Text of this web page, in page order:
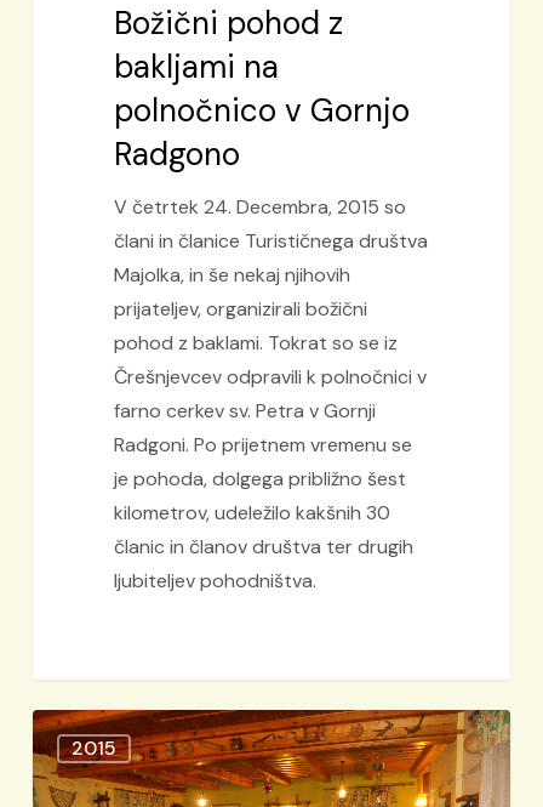
Božični pohod z
bakljami na
polnočnico v Gornjo
Radgono
V četrtek 24. Decembra, 2015 so
člani in članice Turističnega društva
Majolka, in še nekaj njihovih
prijateljev, organizirali božični
pohod z baklami. Tokrat so se iz
Črešnjevcev odpravili k polnočnici v
farno cerkev sv. Petra v Gornji
Radgoni. Po prijetnem vremenu se
je pohoda, dolgega približno šest
kilometrov, udeležilo kakšnih 30
članic in članov društva ter drugih
ljubiteljev pohodništva.
Zaključek
leta
TD
2015